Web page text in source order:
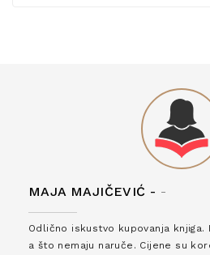
MAJA MAJIČEVIĆ - -
Odlično iskustvo kupovanja
a što nemaju naruče. Cijene su